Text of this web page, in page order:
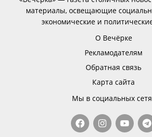
материалы, освещающие
экономические и
О Вечёрке
Рекламодателям
Обратная связь
Карта сайта
Мы в социальных